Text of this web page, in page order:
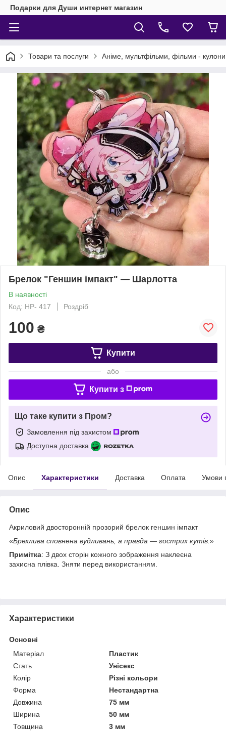
Подарки для Души интернет магазин
Товари та послуги Аніме, мультфільми, фільми -
Брелок "Геншин імпакт" — Шарлотта
В наявності
Код: HP- 417
Роздріб
100 ₴
Купити
або
Купити з
Що таке купити з Пром?
Замовлення під захистом
Доступна доставка
Опис Характеристики Доставка Оплата Умови
Опис
Акриловий двосторонній прозорий брелок геншин імпакт
«Брехлива сповнена вудливань, а правда — гострих кутів. »
Примітка: З двох сторін кожного зображення наклеєна
захисна плівка. Зняти перед використанням.
Характеристики
Основні
Матеріал
Пластик
Стать
Унісекс
Колір
Різні кольори
Форма
Нестандартна
Довжина
75 мм
Ширина
50 мм
Товщина
3 мм